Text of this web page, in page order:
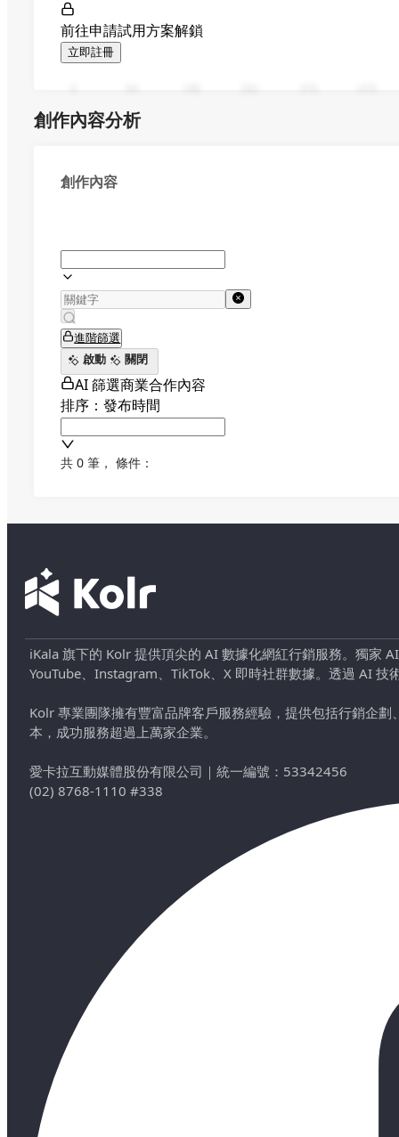
前往申請試用方案解鎖
立即註冊
創作內容分析
創作內容
進階篩選
啟動
關閉
AI 篩選商業合作內容
排序：發布時間
共 0 筆 ， 條件：
iKala 旗下的 Kolr 提供頂尖的 AI 數據化網紅行銷服務。獨家
YouTube、Instagram、TikTok、X 即時社群數據。透過 AI
Kolr 專業團隊擁有豐富品牌客戶服務經驗，提供包括行銷企
本，成功服務超過上萬家企業。
愛卡拉互動媒體股份有限公司 ｜ 統一編號：53342456
(02) 8768-1110 #338